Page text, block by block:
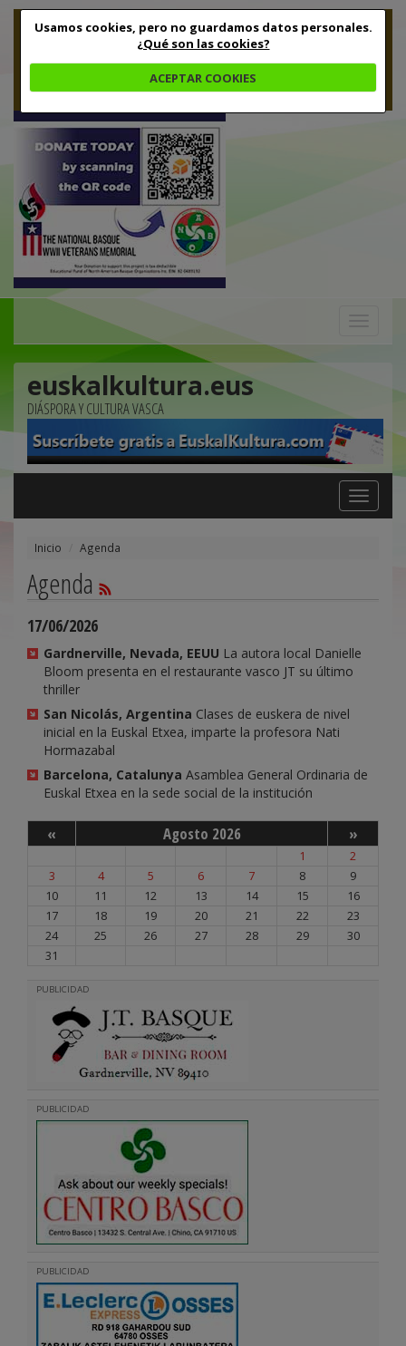
Usamos cookies, pero no guardamos datos personales.
¿Qué son las cookies?
ACEPTAR COOKIES
euskalkultura.eus
DIÁSPORA Y CULTURA VASCA
Toggle
navigation
Inicio Agenda
Agenda
17/06/2026
Gardnerville, Nevada, EEUU La autora local Danielle
Bloom presenta en el restaurante vasco JT su último
thriller
San Nicolás, Argentina Clases de euskera de nivel
inicial en la Euskal Etxea, imparte la profesora Nati
Hormazabal
Barcelona, Catalunya Asamblea General Ordinaria de
Euskal Etxea en la sede social de la institución
« Agosto 2026 »
1
2
3
4 5 6 7 8
9
10
11 12 13 14 15
16
17
18 19 20 21 22
23
24
25 26 27 28 29
30
31
PUBLICIDAD
PUBLICIDAD
PUBLICIDAD